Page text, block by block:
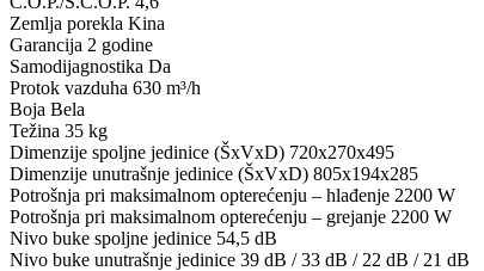
Zemlja porekla Kina
Garancija 2 godine
Samodijagnostika Da
Protok vazduha 630 m³/h
Boja Bela
Težina 35 kg
Dimenzije spoljne jedinice (ŠxVxD) 720x270x495
Dimenzije unutrašnje jedinice (ŠxVxD) 805x194x285
Potrošnja pri maksimalnom opterećenju – hlađenje 2200 W
Potrošnja pri maksimalnom opterećenju – grejanje 2200 W
Nivo buke spoljne jedinice 54,5 dB
Nivo buke unutrašnje jedinice 39 dB / 33 dB / 22 dB / 21 dB